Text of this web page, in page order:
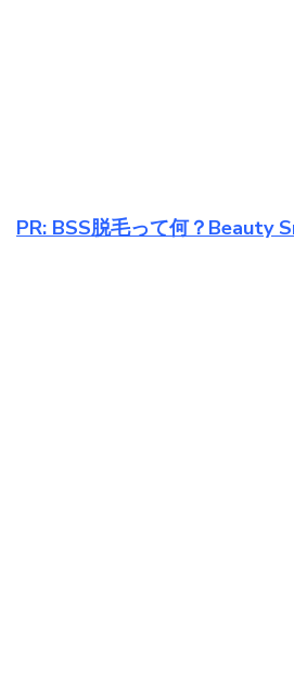
PR: BSS脱毛って何？Beauty